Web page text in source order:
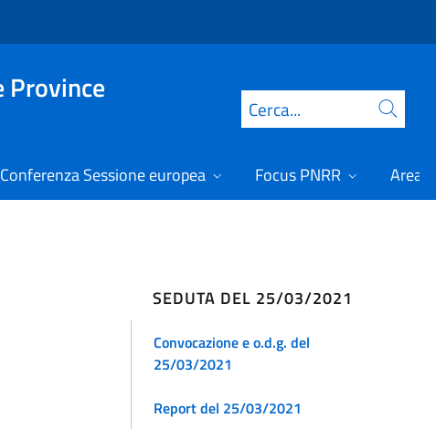
Province
Cerca
Conferenza Sessione europea Focus PNRR Area
SEDUTA DEL 25/03/2021
Convocazione e o.d.g. del
25/03/2021
Report del 25/03/2021